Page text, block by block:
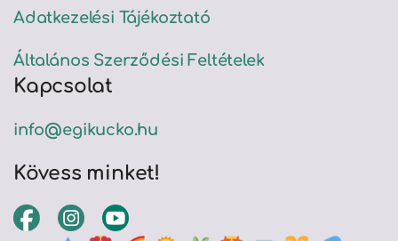
Adatkezelési Tájékoztató
Általános Szerződési Feltételek
Kapcsolat
info@egikucko.hu
Kövess minket!